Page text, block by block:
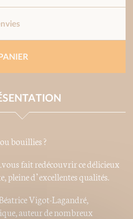
bouillies ?
vous fait redécouvrir ce délicieux
pleine d’excellentes qualités.
Vigot-Lagandré,
auteur de nombreux